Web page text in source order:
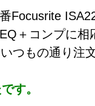
。
さすがと言
レンスケーブ
を強めた特性
Focusrite
＋コンプに相
つもの通り注
す。